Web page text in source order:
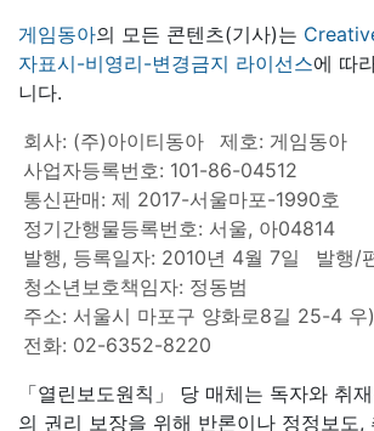
게임동아의 모든 콘텐츠(기사)는
자표시-비영리-변경금지 라이선스에 따
니다.
회사: (주)아이티동아
제호: 게임동아
사업자등록번호: 101-86-04512
통신판매: 제 2017-서울마포-1990호
정기간행물등록번호: 서울, 아04814
발행, 등록일자: 2010년 4월 7일
발행/
청소년보호책임자: 정동범
주소: 서울시 마포구 양화로8길 25-4
전화: 02-6352-8220
「열린보도원칙」 당 매체는 독자와 취
의 권리 보장을 위해 반론이나 정정보도,